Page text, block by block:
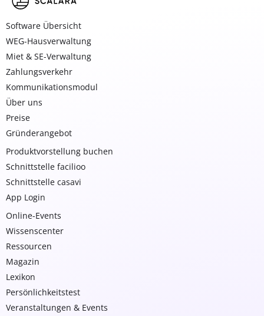
Software Übersicht
WEG-Hausverwaltung
Miet & SE-Verwaltung
Zahlungsverkehr
Kommunikationsmodul
Über uns
Preise
Gründerangebot
Produktvorstellung buchen
Schnittstelle facilioo
Schnittstelle casavi
App Login
Online-Events
Wissenscenter
Ressourcen
Magazin
Lexikon
Persönlichkeitstest
Veranstaltungen & Events